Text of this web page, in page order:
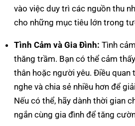
vào việc duy trì các nguồn thu
cho những mục tiêu lớn trong
Tình Cảm và Gia Đình: Tình
thăng trầm. Bạn có thể cảm
thân hoặc người yêu. Điều quan
nghe và chia sẻ nhiều hơn để
Nếu có thể, hãy dành thời gian
ngắn cùng gia đình để tăng